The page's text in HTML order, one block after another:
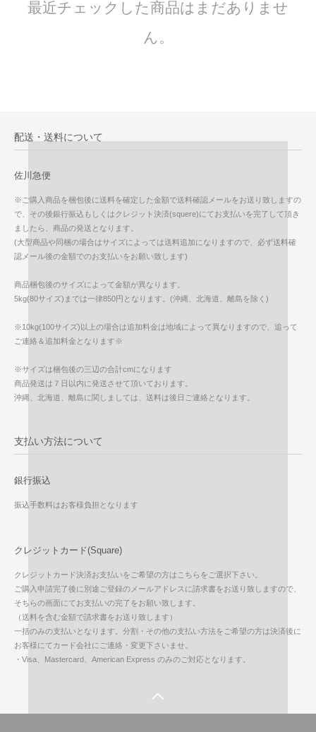
最近チェックした商品はまだありませ
ん。
配送・送料について
佐川急便
※ご購入商品を梱包後に送料を確定した金額で送料確認メールをお送り致しますの
で、その後銀行振込もしくはクレジット決済(squere)にてお支払いを完了して頂き
ましたら、商品の発送となります。
(大型商品や同梱の場合はサイズによっては送料追加になりますので、必ず送料確
認メール後の金額でのお支払いをお願い致します)
商品梱包後のサイズによって金額が異なります。
5kg(80サイズ)までは一律850円となります。(沖縄、北海道、離島を除く)
※10kg(100サイズ)以上の場合は追加料金は地域によって異なりますので、追って
ご連絡＆追加料金となります※
※サイズは梱包後の三辺の合計cmになります
商品発送は７日以内に発送させて頂いております。
沖縄、北海道、離島に関しましては、送料は後日ご連絡となります。
支払い方法について
銀行振込
振込手数料はお客様負担となります
クレジットカード(Square)
クレジットカード決済お支払いをご希望の方はこちらをご選択下さい。
ご購入申請完了後に別途ご登録のメールアドレスに請求書をお送り致しますので、
そちらの画面にてお支払いの完了をお願い致します。
（送料を含む金額で請求書をお送り致します）
一括のみの支払いとなります。分割・その他の支払い方法をご希望の方は決済後に
お客様にてカード会社にご連絡・変更下さいませ。
・Visa、Mastercard、American Express のみのご対応となります。